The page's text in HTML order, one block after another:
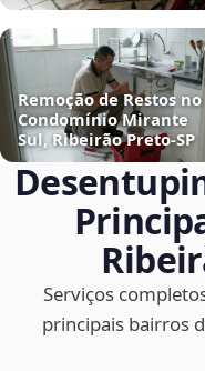
Remoção de Restos no
Condomínio Mirante
Sul, Ribeirão Preto‑SP
Serviços
principais bairros